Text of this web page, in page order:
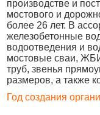
производстве и
мостового и
более 26 лет. В
железобетонные
водоотведения и
мостовые сваи,
труб, звенья
размеров, а также
Год создания